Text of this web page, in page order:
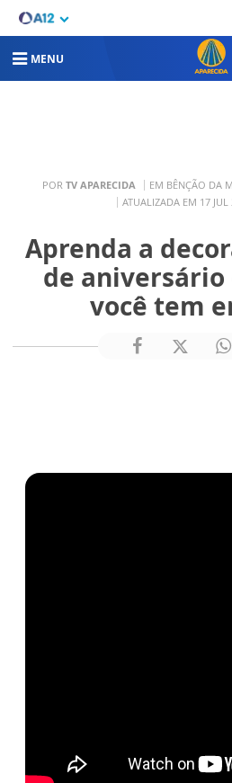
MENU
POR TV APARECIDA EM BÊNÇÃO DA
ATUALIZADA EM 17
Aprenda a
de aniversário
você tem